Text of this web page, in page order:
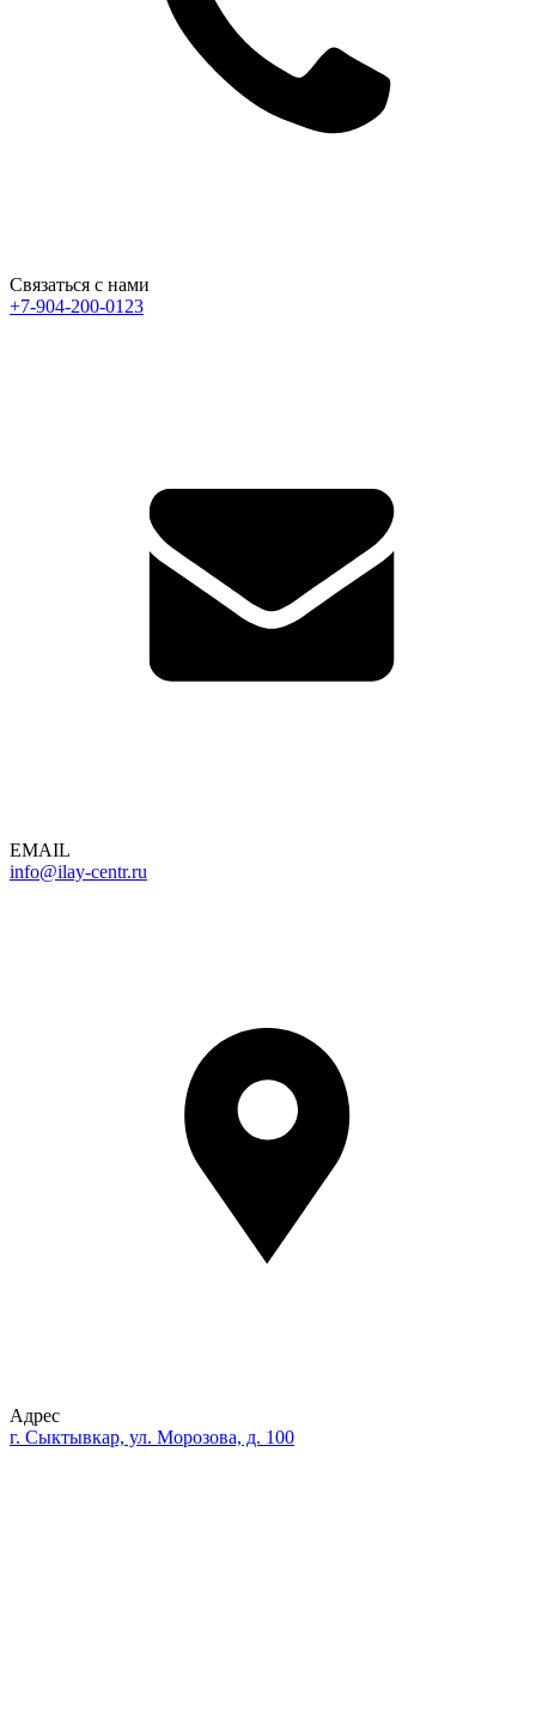
Связаться с нами
+7-904-200-0123
EMAIL
info@ilay-centr.ru
Адрес
г. Сыктывкар, ул. Морозова, д. 100